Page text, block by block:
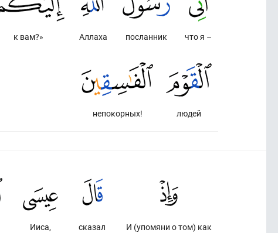
что я –
посланник
Аллаха
к вам?»
людей
непокорных!
И (упомяни о том) как
сказал
Ииса,